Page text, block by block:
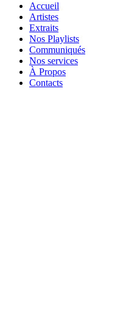
Accueil
Artistes
Extraits
Nos Playlists
Communiqués
Nos services
À Propos
Contacts